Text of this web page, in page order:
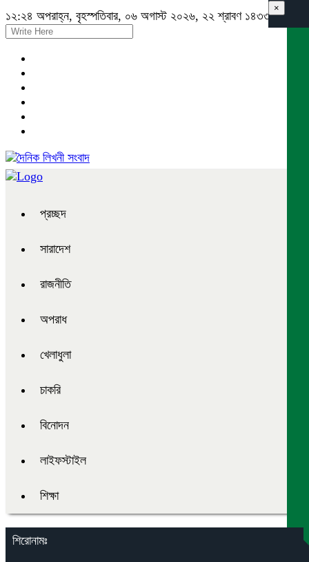
১২:২৪ অপরাহ্ন, বৃহস্পতিবার, ০৬ অগাস্ট ২০২৬, ২২ শ্রাবণ ১৪৩৩ বঙ্গাব্দ
প্রচ্ছদ
সারাদেশ
রাজনীতি
অপরাধ
খেলাধুলা
চাকরি
বিনোদন
লাইফস্টাইল
শিক্ষা
শিরোনামঃ
×